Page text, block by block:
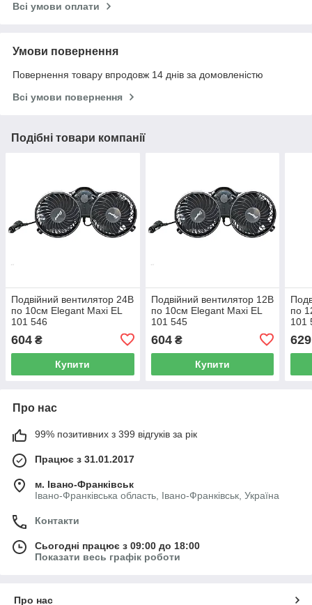
Всі умови оплати
Умови повернення
Повернення товару впродовж 14 днів за домовленістю
Всі умови повернення
Подібні товари компанії
Подвійний вентилятор 24В
по 10см Elegant Maxi EL
101 546
604 ₴
Купити
Подвійний вентилятор 12В
по 10см Elegant Maxi EL
101 545
604₴
Купити
по
101
629
Про нас
99% позитивних з 399 відгуків за рік
Працює з 31.01.2017
м. Івано-Франківськ
Івано-Франківська область, Івано-Франківськ, Україна
Контакти
Сьогодні працює з 09:00 до 18:00
Показати весь графік роботи
Про нас